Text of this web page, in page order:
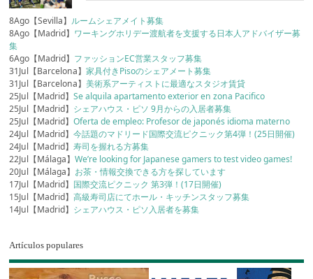
8Ago【Sevilla】 ルームシェアメイト募集
8Ago【Madrid】 ワーキングホリデー渡航者を支援する日本人アドバイザー募
集
6Ago【Madrid】 ファッションEC営業スタッフ募集
31Jul【Barcelona】家具付きPisoのシェアメート募集
31Jul【Barcelona】美術系アーティストに最適なスタジオ賃貸
25Jul【Madrid】Se alquila apartamento exterior en zona Pacifico
25Jul【Madrid】 シェアハウス・ピソ 9月からの入居者募集
25Jul【Madrid】Oferta de empleo: Profesor de japonés idioma materno
24Jul【Madrid】今話題のマドリード国際交流ピクニック第4弾！(25日開催)
24Jul【Madrid】寿司を握れる方募集
22Jul【Málaga】We’re looking for Japanese gamers to test video games!
20Jul【Málaga】 お茶・情報交換できる方を探しています
17Jul【Madrid】 国際交流ピクニック 第3弾！(17日開催)
15Jul【Madrid】高級寿司店にてホール・キッチンスタッフ募集
14Jul【Madrid】 シェアハウス・ピソ入居者を募集
Artículos populares